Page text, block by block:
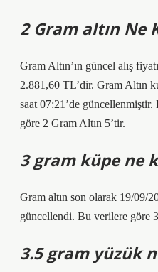
2 Gram altın Ne
Gram Altın’ın güncel alış
2.881,60 TL’dir. Gram Altın
saat 07:21’de
göre 2 Gram Altın 5’tir.
3 gram küpe ne
Gram altın son olarak 19/09/
güncellendi. Bu verilere göre
3.5 gram yüzük